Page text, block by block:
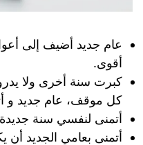
عام جديد أضيف إلى
أقوى.
كبرت سنة أخرى ولا
كل موقف، عام جديد و
أتمنى لنفسي سنة
أتمنى بعامي الجديد أن